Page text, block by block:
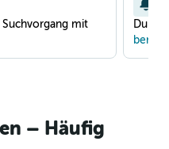
mit
Du
– Häufig